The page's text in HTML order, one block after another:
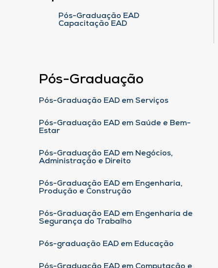
Pós-Graduação EAD
Capacitação EAD
Pós-Graduação
Pós-Graduação EAD em Serviços
Pós-Graduação EAD em Saúde e Bem-
Estar
Pós-Graduação EAD em Negócios,
Administração e Direito
Pós-Graduação EAD em Engenharia,
Produção e Construção
Pós-Graduação EAD em Engenharia de
Segurança do Trabalho
Pós-graduação EAD em Educação